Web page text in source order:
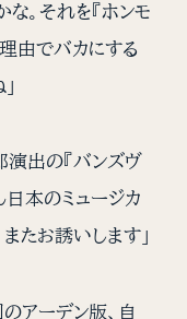
。それを『ホンモ
由でバカにする
演出の『バンズヴ
日本のミュージカ
たお誘いします」
アーデン版、自